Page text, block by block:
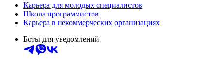
Карьера для молодых специалистов
Школа программистов
Карьера в некоммерческих организациях
Боты для уведомлений